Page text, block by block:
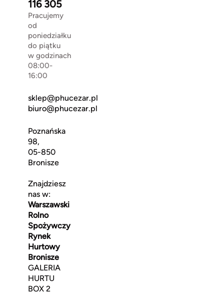
116 305
Pracujemy
od
poniedziałku
do piątku
w godzinach
08:00-
16:00
sklep@phucezar.pl
biuro@phucezar.pl
Poznańska
98,
05-850
Bronisze
Znajdziesz
nas w:
Warszawski
Rolno
Spożywczy
Rynek
Hurtowy
Bronisze
GALERIA
HURTU
BOX 2